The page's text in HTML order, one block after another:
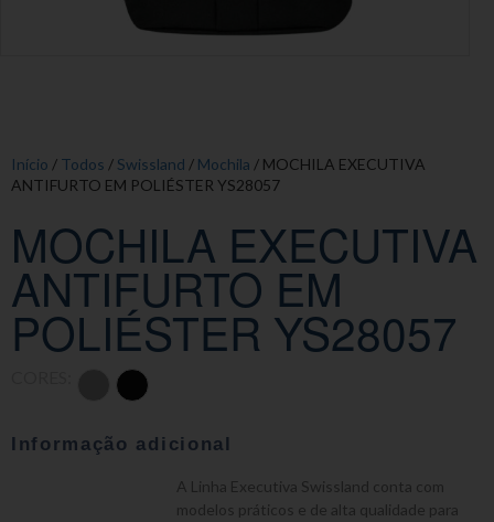
Início / Todos / Swissland / Mochila / MOCHILA EXECUTIVA
ANTIFURTO EM POLIÉSTER YS28057
MOCHILA EXECUTIVA
ANTIFURTO EM
POLIÉSTER YS28057
Informação adicional
A Linha Executiva Swissland conta com
modelos práticos e de alta qualidade para